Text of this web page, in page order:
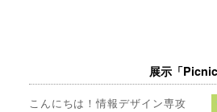
展示「
こんにちは！情報デザイン専攻